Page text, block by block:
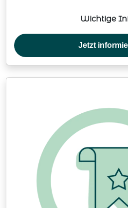
Wichtige
Jetzt